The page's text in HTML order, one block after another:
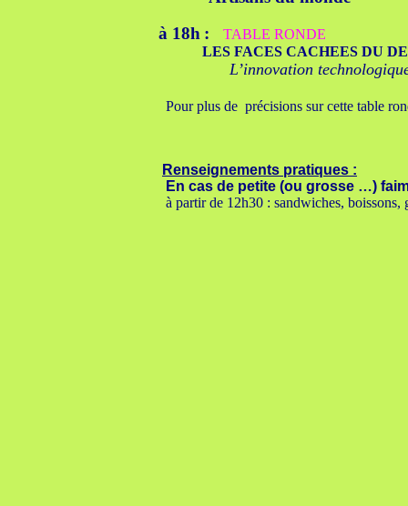
à 18h :
TABLE RONDE
LES FACES CACHEES DU
L’innovation
Pour plus de précisions sur cette table
Renseignements pratiques :
En cas de petite (ou grosse …)
à partir de 12h30 : sandwiches, boissons,